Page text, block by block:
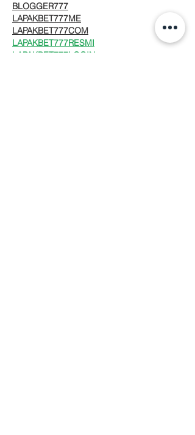
BLOGGER777
LAPAKBET777ME
LAPAKBET777COM
LAPAKBET777RESMI
LAPAKBET777LOGIN